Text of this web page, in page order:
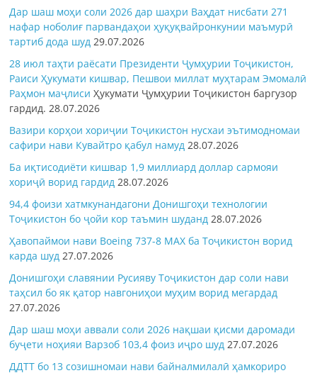
Дар шаш моҳи соли 2026 дар шаҳри Ваҳдат нисбати 271
нафар ноболиғ парвандаҳои ҳуқуқвайронкунии маъмурӣ
тартиб дода шуд 29.07.2026
28 июл таҳти раёсати Президенти Ҷумҳурии Тоҷикистон,
Раиси Ҳукумати кишвар, Пешвои миллат муҳтарам Эмомалӣ
Раҳмон маҷлисиҲукумати Ҷумҳурии Тоҷикистон баргузор
гардид.28.07.2026
Вазири корҳои хориҷии Тоҷикистон нусхаи эътимодномаи
сафири нави Кувайтро қабул намуд 28.07.2026
Ба иқтисодиёти кишвар 1,9 миллиард доллар сармояи
хориҷӣ ворид гардид 28.07.2026
94,4 фоизи хатмкунандагони Донишгоҳи технологии
Тоҷикистон бо ҷойи кор таъмин шуданд 28.07.2026
Ҳавопаймои нави Boeing 737-8 MAX ба Тоҷикистон ворид
карда шуд 27.07.2026
Донишгоҳи славянии Русияву Тоҷикистон дар соли нави
таҳсил бо як қатор навгониҳои муҳим ворид мегардад
27.07.2026
Дар шаш моҳи аввали соли 2026 нақшаи қисми даромади
буҷети ноҳияи Варзоб 103,4 фоиз иҷро шуд 27.07.2026
ДДТТ бо 13 созишномаи нави байналмилалӣ ҳамкориро